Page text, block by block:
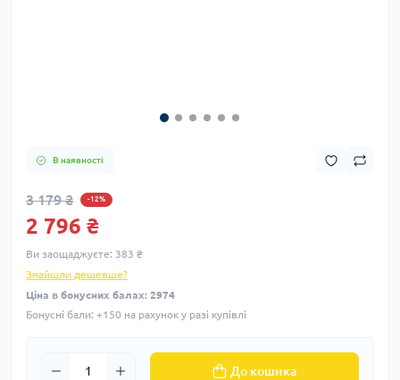
В наявності
3 179 ₴ -12%
2 796 ₴
Ви заощаджуєте: 383 ₴
Знайшли дешевше?
Ціна в бонусних балах: 2974
Бонусні бали: +150 на рахунок у разі купівлі
До кошика